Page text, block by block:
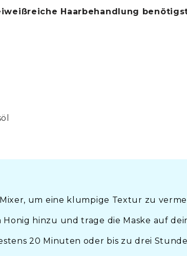
Haarbehandlung
um eine klumpige Textur zu
hinzu und trage die Maske auf
20 Minuten oder bis zu drei